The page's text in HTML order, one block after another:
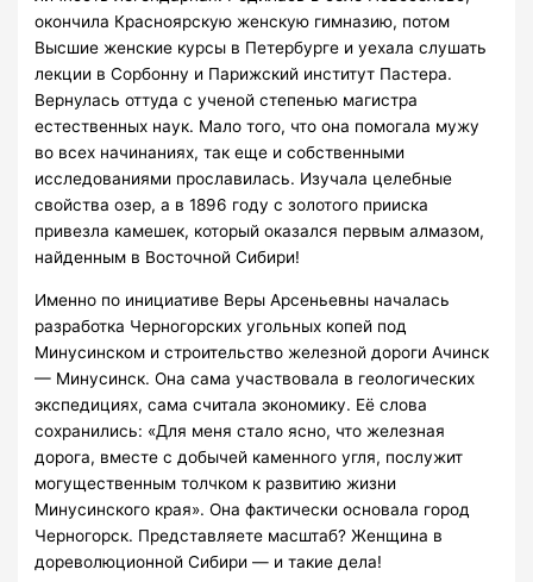
окончила Красноярскую женскую гимназию, потом
Высшие женские курсы в Петербурге и уехала слушать
лекции в Сорбонну и Парижский институт Пастера.
Вернулась оттуда с ученой степенью магистра
естественных наук. Мало того, что она помогала мужу
во всех начинаниях, так еще и собственными
исследованиями прославилась. Изучала целебные
свойства озер, а в 1896 году с золотого прииска
привезла камешек, который оказался первым алмазом,
найденным в Восточной Сибири!
Именно по инициативе Веры Арсеньевны началась
разработка Черногорских угольных копей под
Минусинском и строительство железной дороги Ачинск
— Минусинск. Она сама участвовала в геологических
экспедициях, сама считала экономику. Её слова
сохранились: «Для меня стало ясно, что железная
дорога, вместе с добычей каменного угля, послужит
могущественным толчком к развитию жизни
Минусинского края». Она фактически основала город
Черногорск. Представляете масштаб? Женщина в
дореволюционной Сибири — и такие дела!